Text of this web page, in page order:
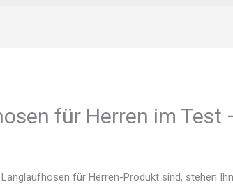
für Herren im Test
für Herren-Produkt sind, stehen